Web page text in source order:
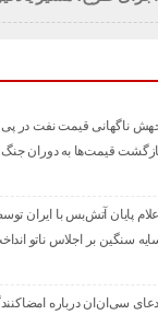
ناگهانی قیمت نفت در پی
قیمت‌ها به دوران جنگ
اعلام پایان آتش‌بس با ایران
سنگین بر اجلاس ناتو
ادعای سی‌ان‌ان درباره